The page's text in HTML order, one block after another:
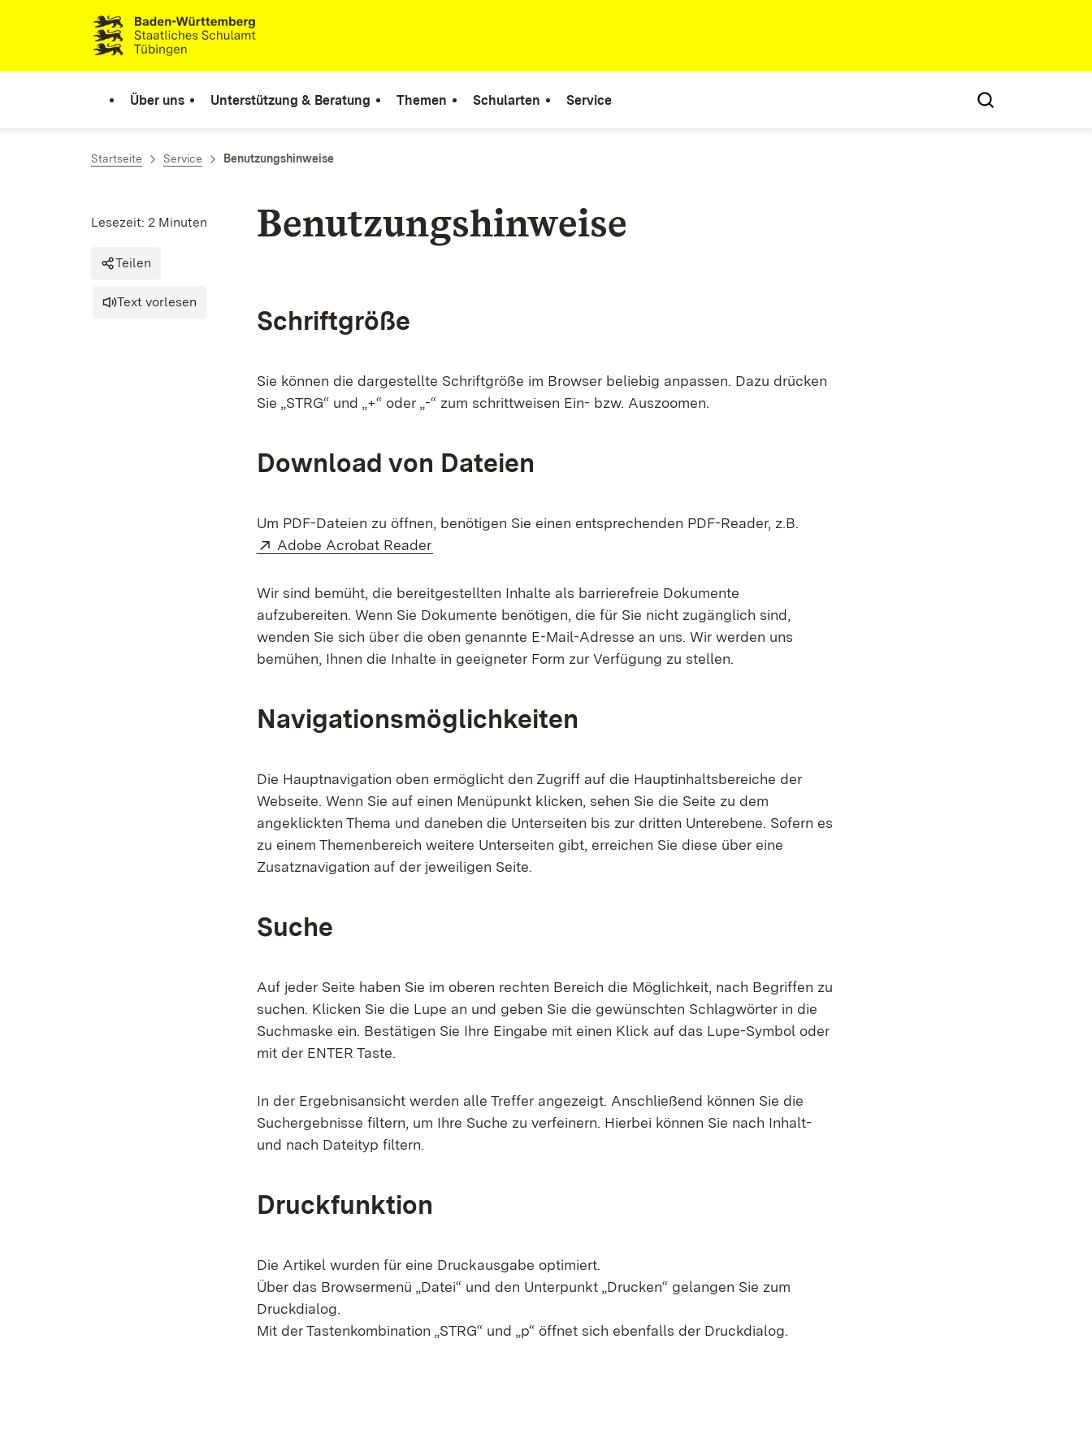
Zum Inhalt springen
Link zur Startseite
Über uns Unterstützung & Beratung Themen Schularten Service
Startseite Service Benutzungshinweise
Benutzungshinweise
Lesezeit: 2 Minuten
Teilen
Text vorlesen
Schriftgröße
Sie können die dargestellte Schriftgröße im Browser beliebig anpassen. Dazu drücken
Sie „STRG“ und „+“ oder „-“ zum schrittweisen Ein- bzw. Auszoomen.
Download von Dateien
Um PDF-Dateien zu öffnen, benötigen Sie einen entsprechenden PDF-Reader, z.B.
Extern:
Adobe Acrobat Reader
Wir sind bemüht, die bereitgestellten Inhalte als barrierefreie Dokumente
aufzubereiten. Wenn Sie Dokumente benötigen, die für Sie nicht zugänglich sind,
wenden Sie sich über die oben genannte E-Mail-Adresse an uns. Wir werden uns
bemühen, Ihnen die Inhalte in geeigneter Form zur Verfügung zu stellen.
Navigationsmöglichkeiten
Die Hauptnavigation oben ermöglicht den Zugriff auf die Hauptinhaltsbereiche der
Webseite. Wenn Sie auf einen Menüpunkt klicken, sehen Sie die Seite zu dem
angeklickten Thema und daneben die Unterseiten bis zur dritten Unterebene. Sofern es
zu einem Themenbereich weitere Unterseiten gibt, erreichen Sie diese über eine
Zusatznavigation auf der jeweiligen Seite.
Suche
Auf jeder Seite haben Sie im oberen rechten Bereich die Möglichkeit, nach Begriffen zu
suchen. Klicken Sie die Lupe an und geben Sie die gewünschten Schlagwörter in die
Suchmaske ein. Bestätigen Sie Ihre Eingabe mit einen Klick auf das Lupe-Symbol oder
mit der ENTER Taste.
In der Ergebnisansicht werden alle Treffer angezeigt. Anschließend können Sie die
Suchergebnisse filtern, um Ihre Suche zu verfeinern. Hierbei können Sie nach Inhalt-
und nach Dateityp filtern.
Druckfunktion
Die Artikel wurden für eine Druckausgabe optimiert.
Über das Browsermenü „Datei“ und den Unterpunkt „Drucken“ gelangen Sie zum
Druckdialog.
Mit der Tastenkombination „STRG“ und „p“ öffnet sich ebenfalls der Druckdialog.